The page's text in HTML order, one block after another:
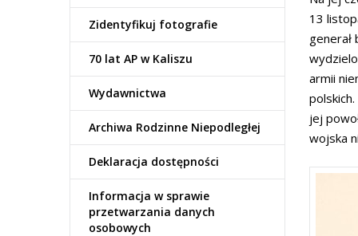
13
generał
armii
jej
wojska
Zidentyfikuj fotografie
70 lat AP w Kaliszu
Wydawnictwa
Archiwa Rodzinne Niepodległej
Deklaracja dostępności
Informacja w sprawie
przetwarzania danych
osobowych